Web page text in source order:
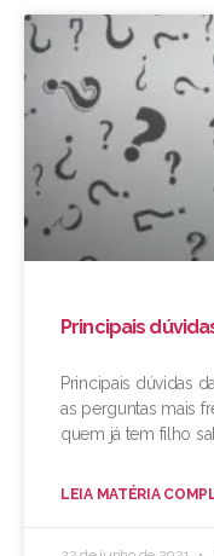
Principais
Principais dúvidas
as perguntas mais
quem já tem filho
LEIA MATÉRIA